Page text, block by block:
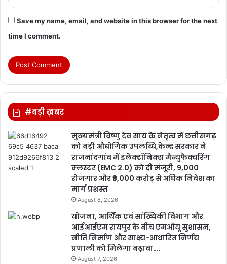
Save my name, email, and website in this browser for the next
time I comment.
#बड़ी ख़बर
मुख्यमंत्री विष्णु देव साय के नेतृत्व में छत्तीसगढ़
को बड़ी औद्योगिक उपलब्धि,केन्द्र सरकार ने
राजनांदगांव में इलेक्ट्रॉनिक्स मैन्युफैक्चरिंग
क्लस्टर (EMC 2.0) को दी मंजूरी, 9,000
रोजगार और ₹3,000 करोड़ से अधिक निवेश का
मार्ग प्रशस्त
August 8, 2026
योजना, आर्थिक एवं सांख्यिकी विभाग और
आईआईएम रायपुर के बीच एमओयू सुशासन,
नीति निर्माण और साक्ष्य-आधारित निर्णय
प्रणाली को मिलेगा बढ़ावा….
August 7, 2026